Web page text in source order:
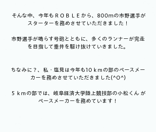
スターターを務めさせていただきました！
市野選手が鳴らす号砲とともに、多くのランナーが完走
を目指して垂井を駆け抜けていきました。
ちなみに？、私・塩見は今年も10ｋｍの部のペースメー
カーを務めさせていただきました(^O^)
５ｋｍの部では、岐阜経済大学陸上競技部の小松くん が
ペースメーカーを務めています！